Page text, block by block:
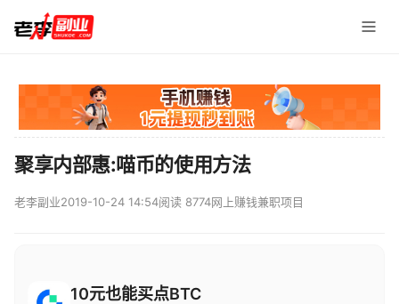
聚享内部惠:喵币的使用方法
老李副业2019-10-24 14:54阅读 8774网上赚钱兼职项目
10元也能买点BTC